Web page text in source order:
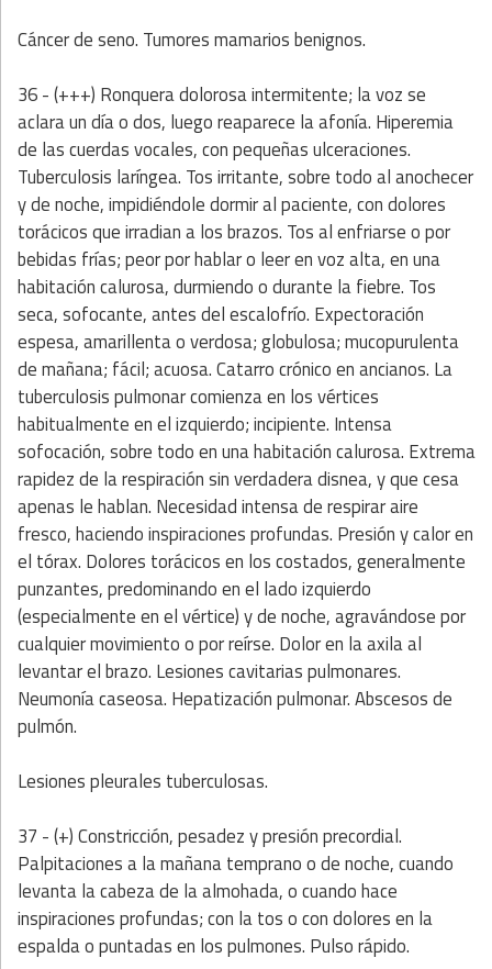
Cáncer de seno. Tumores mamarios benignos.
36 - (+++) Ronquera dolorosa intermitente; la voz se
aclara un día o dos, luego reaparece la afonía. Hiperemia
de las cuerdas vocales, con pequeñas ulceraciones.
Tuberculosis laríngea. Tos irritante, sobre todo al anochecer
y de noche, impidiéndole dormir al paciente, con dolores
torácicos que irradian a los brazos. Tos al enfriarse o por
bebidas frías; peor por hablar o leer en voz alta, en una
habitación calurosa, durmiendo o durante la fiebre. Tos
seca, sofocante, antes del escalofrío. Expectoración
espesa, amarillenta o verdosa; globulosa; mucopurulenta
de mañana; fácil; acuosa. Catarro crónico en ancianos. La
tuberculosis pulmonar comienza en los vértices
habitualmente en el izquierdo; incipiente. Intensa
sofocación, sobre todo en una habitación calurosa. Extrema
rapidez de la respiración sin verdadera disnea, y que cesa
apenas le hablan. Necesidad intensa de respirar aire
fresco, haciendo inspiraciones profundas. Presión y calor en
el tórax. Dolores torácicos en los costados, generalmente
punzantes, predominando en el lado izquierdo
(especialmente en el vértice) y de noche, agravándose por
cualquier movimiento o por reírse. Dolor en la axila al
levantar el brazo. Lesiones cavitarias pulmonares.
Neumonía caseosa. Hepatización pulmonar. Abscesos de
pulmón.
Lesiones pleurales tuberculosas.
37 - (+) Constricción, pesadez y presión precordial.
Palpitaciones a la mañana temprano o de noche, cuando
levanta la cabeza de la almohada, o cuando hace
inspiraciones profundas; con la tos o con dolores en la
espalda o puntadas en los pulmones. Pulso rápido.